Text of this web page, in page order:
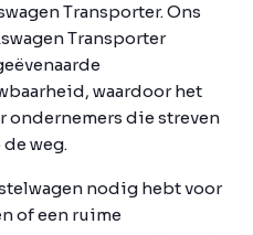
Transporter. Ons
Transporter
waardoor het
ondernemers die streven
weg.
nodig hebt voor
of een ruime